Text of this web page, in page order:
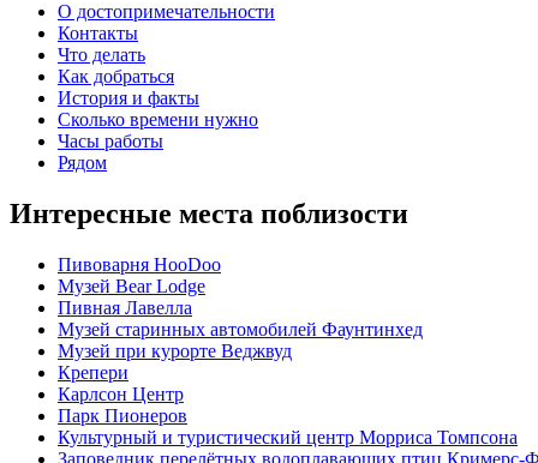
О достопримечательности
Контакты
Что делать
Как добраться
История и факты
Сколько времени нужно
Часы работы
Рядом
Интересные места поблизости
Пивоварня HooDoo
Музей Bear Lodge
Пивная Лавелла
Музей старинных автомобилей Фаунтинхед
Музей при курорте Веджвуд
Крепери
Карлсон Центр
Парк Пионеров
Культурный и туристический центр Морриса Томпсона
Заповедник перелётных водоплавающих птиц Кримерс-